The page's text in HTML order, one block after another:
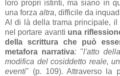
loro propri istinti, ma siano in
una forza altra, difficile da
Al di là della trama principale,
nel portare avanti una
della scrittura che può
metafora narrativa: "l'atto
modifica del cosiddetto reale,
eventi" (p. 109). Attraverso la